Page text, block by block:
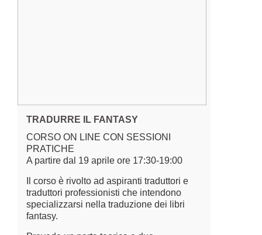
TRADURRE IL FANTASY
CORSO ON LINE CON SESSIONI
PRATICHE
A partire dal 19 aprile ore 17:30-19:00
Il corso è rivolto ad aspiranti traduttori e
traduttori professionisti che intendono
specializzarsi nella traduzione dei libri
fantasy.